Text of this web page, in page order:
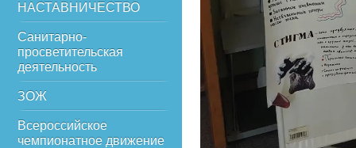
НАСТАВНИЧЕСТВО
Санитарно-
просветительская
деятельность
ЗОЖ
Всероссийское
чемпионатное движение